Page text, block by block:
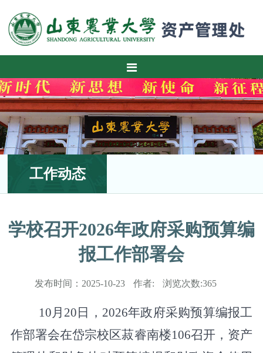
工作动态
学校召开2026年政府采购预算编
报工作部署会
发布时间： 2025-10-23 作者: 浏览次数:365
10 月 20 日， 2026年政府采购预算编报工
作部署会在岱宗校区菽睿南楼106召开，资产